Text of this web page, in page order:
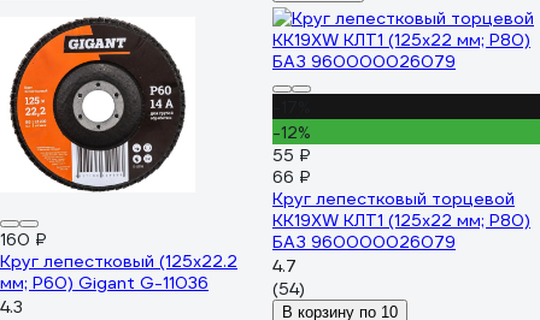
160 ₽
Круг лепестковый (125x22.2
мм; P60) Gigant G-11036
4.3
-12%
55 ₽
66 ₽
Круг лепестковый торцевой
KK19XW КЛТ1 (125х22 мм; P80)
БАЗ 960000026079
4.7
(54)
В корзину по 10